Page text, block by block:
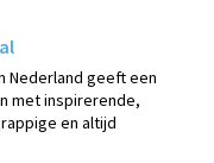
Nederland geeft een
met inspirerende,
en altijd